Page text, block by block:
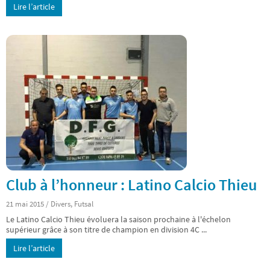
Lire l’article
Club à l’honneur : Latino Calcio Thieu
21 mai 2015 / Divers, Futsal
Le Latino Calcio Thieu évoluera la saison prochaine à l'échelon
supérieur grâce à son titre de champion en division 4C ...
Lire l’article